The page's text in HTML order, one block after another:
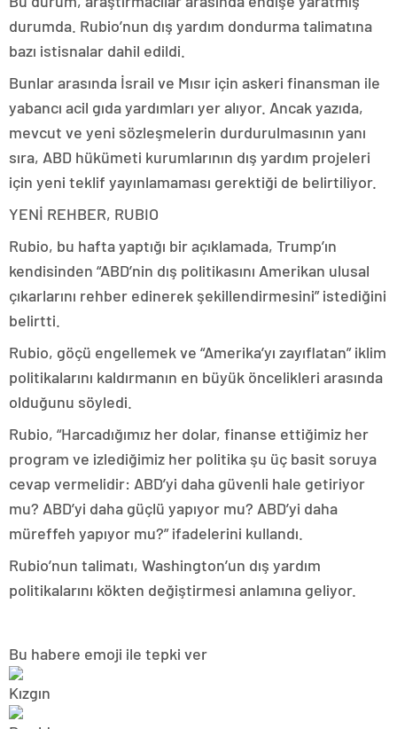
durumda. Rubio’nun dış yardım dondurma talimatına
bazı istisnalar dahil edildi.
Bunlar arasında İsrail ve Mısır için askeri finansman ile
yabancı acil gıda yardımları yer alıyor. Ancak yazıda,
mevcut ve yeni sözleşmelerin durdurulmasının yanı
sıra, ABD hükümeti kurumlarının dış yardım projeleri
için yeni teklif yayınlamaması gerektiği de belirtiliyor.
YENİ REHBER, RUBIO
Rubio, bu hafta yaptığı bir açıklamada, Trump’ın
kendisinden “ABD’nin dış politikasını Amerikan ulusal
çıkarlarını rehber edinerek şekillendirmesini” istediğini
belirtti.
Rubio, göçü engellemek ve “Amerika’yı zayıflatan” iklim
politikalarını kaldırmanın en büyük öncelikleri arasında
olduğunu söyledi.
Rubio, “Harcadığımız her dolar, finanse ettiğimiz her
program ve izlediğimiz her politika şu üç basit soruya
cevap vermelidir: ABD’yi daha güvenli hale getiriyor
mu? ABD’yi daha güçlü yapıyor mu? ABD’yi daha
müreffeh yapıyor mu?” ifadelerini kullandı.
Rubio’nun talimatı, Washington’un dış yardım
politikalarını kökten değiştirmesi anlamına geliyor.
Bu habere emoji ile tepki ver